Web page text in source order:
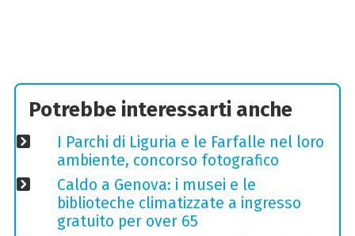
Potrebbe interessarti anche
I Parchi di Liguria e le Farfalle nel loro
ambiente, concorso fotografico
Caldo a Genova: i musei e le
biblioteche climatizzate a ingresso
gratuito per over 65